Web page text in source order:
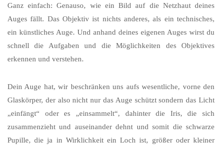
Ganz einfach: Genauso, wie ein Bild auf die Netzhaut deines
Auges fällt. Das Objektiv ist nichts anderes, als ein technisches,
ein künstliches Auge. Und anhand deines eigenen Auges wirst du
schnell die Aufgaben und die Möglichkeiten des Objektives
erkennen und verstehen.
Dein Auge hat, wir beschränken uns aufs wesentliche, vorne den
Glaskörper, der also nicht nur das Auge schützt sondern das Licht
„einfängt“ oder es „einsammelt“, dahinter die Iris, die sich
zusammenzieht und auseinander dehnt und somit die schwarze
Pupille, die ja in Wirklichkeit ein Loch ist, größer oder kleiner